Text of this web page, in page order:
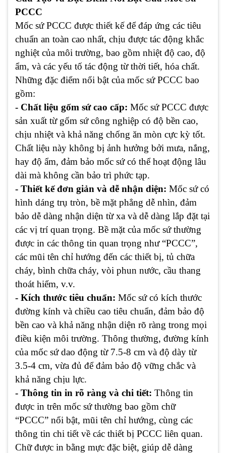
PCCC
Mốc sứ PCCC được thiết kế để đáp ứng các tiêu
chuẩn an toàn cao nhất, chịu được tác động khắc
nghiệt của môi trường, bao gồm nhiệt độ cao, độ
ẩm, và các yếu tố tác động từ thời tiết, hóa chất.
Những đặc điểm nổi bật của mốc sứ PCCC bao
gồm:
- Chất liệu gốm sứ cao cấp: Mốc sứ PCCC được
sản xuất từ gốm sứ công nghiệp có độ bền cao,
chịu nhiệt và khả năng chống ăn mòn cực kỳ tốt.
Chất liệu này không bị ảnh hưởng bởi mưa, nắng,
hay độ ẩm, đảm bảo mốc sứ có thể hoạt động lâu
dài mà không cần bảo trì phức tạp.
- Thiết kế đơn giản và dễ nhận diện: Mốc sứ có
hình dáng trụ tròn, bề mặt phẳng dễ nhìn, đảm
bảo dễ dàng nhận diện từ xa và dễ dàng lắp đặt tại
các vị trí quan trọng. Bề mặt của mốc sứ thường
được in các thông tin quan trọng như “PCCC”,
các mũi tên chỉ hướng đến các thiết bị, tủ chữa
cháy, bình chữa cháy, vòi phun nước, cầu thang
thoát hiểm, v.v.
- Kích thước tiêu chuẩn: Mốc sứ có kích thước
đường kính và chiều cao tiêu chuẩn, đảm bảo độ
bền cao và khả năng nhận diện rõ ràng trong mọi
điều kiện môi trường. Thông thường, đường kính
của mốc sứ dao động từ 7.5-8 cm và độ dày từ
3.5-4 cm, vừa đủ để đảm bảo độ vững chắc và
khả năng chịu lực.
- Thông tin in rõ ràng và chi tiết: Thông tin
được in trên mốc sứ thường bao gồm chữ
“PCCC” nổi bật, mũi tên chỉ hướng, cùng các
thông tin chi tiết về các thiết bị PCCC liên quan.
Chữ được in bằng mực đặc biệt, giúp dễ dàng